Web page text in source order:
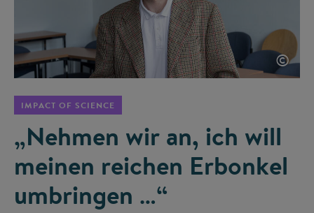
©
IMPACT OF SCIENCE
„Nehmen wir an, ich will
meinen reichen Erbonkel
umbringen …“